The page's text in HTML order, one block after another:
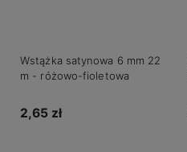
Wstążka satynowa 6 mm 22
m - różowo-fioletowa
2,65 zł